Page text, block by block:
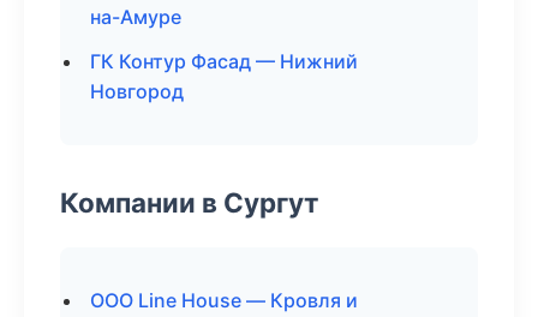
на-Амуре
ГК Контур Фасад — Нижний
Новгород
Компании в Сургут
ООО Line House — Кровля и